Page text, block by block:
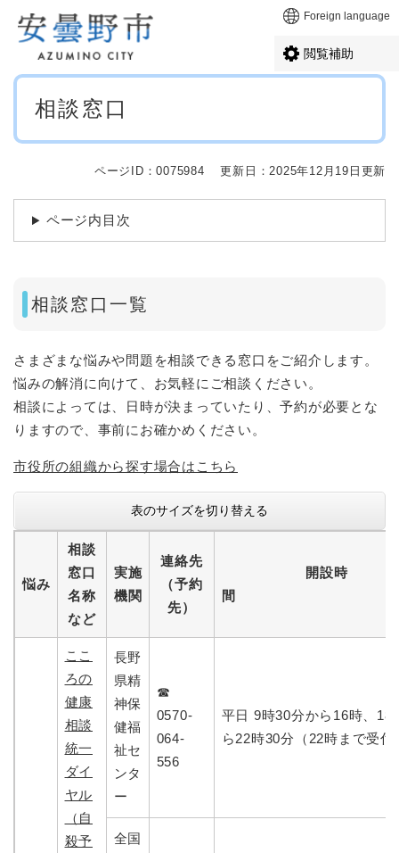
メニューを飛ばして本文へ Foreign language
閲覧補助
本
相談窓口
ページID：0075984 更新日：2025年12月19日更新
ページ内目次
相談窓口一覧
さまざまな悩みや問題を相談できる窓口をご紹介します。
悩みの解消に向けて、お気軽にご相談ください。
相談によっては、日時が決まっていたり、予約が必要とな
りますので、事前にお確かめください。
市役所の組織から探す場合はこちら
表のサイズを切り替える
悩み
相談
窓口
名称
など
実施
機関
連絡先
（予約
先）
開設時
ここ
ろの
健康
相談
統一
ダイ
ヤル
（自
殺予
長野
県精
神保
健福
祉セ
ンタ
ー
☎
0570-
064-
556
平日 9時30分から16時、18
ら22時30分（22時まで受付
全国